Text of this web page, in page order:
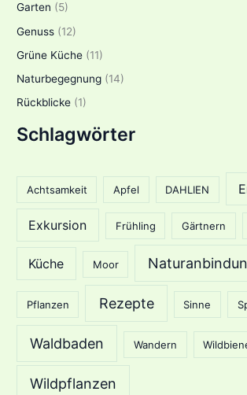
Garten (5)
Genuss (12)
Grüne Küche (11)
Naturbegegnung (14)
Rückblicke (1)
Schlagwörter
Achtsamkeit Apfel DAHLIEN
Exkursion Frühling Gärtnern
Küche Moor
Pflanzen Rezepte Sinne
Waldbaden Wandern
Wildpflanzen